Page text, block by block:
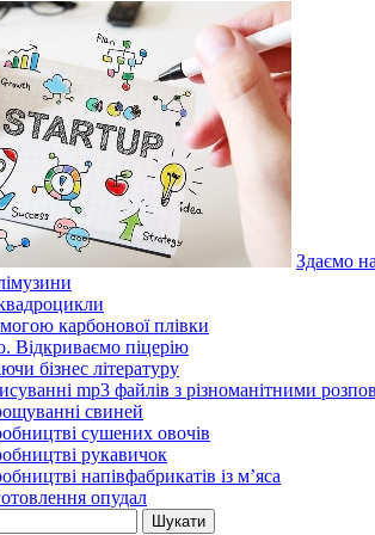
Здаємо
карбонової плівки
Відкриваємо піцерію
бізнес літературу
mp3 файлів з різноманітними
свиней
сушених овочів
рукавичок
напівфабрикатів із м’яса
опудал